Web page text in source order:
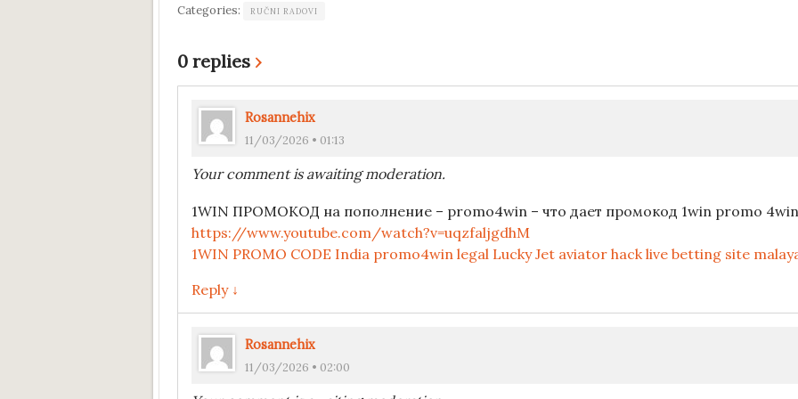
Categories: RUČNI RADOVI
0 replies ›
Rosannehix
11/03/2026 • 01:13
Your comment is awaiting moderation.
1WIN ПРОМОКОД на пополнение – promo4win – что дает промокод 1win promo 4win
https://www.youtube.com/watch?v=uqzfaljgdhM
1WIN PROMO CODE India promo4win legal Lucky Jet aviator hack live betting site
Reply ↓
Rosannehix
11/03/2026 • 02:00